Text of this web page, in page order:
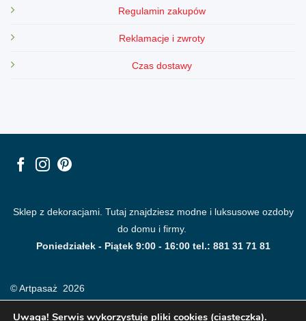
Regulamin zakupów
Reklamacje i zwroty
Czas dostawy
Sklep z dekoracjami. Tutaj znajdziesz modne i luksusowe ozdoby
do domu i firmy.
Poniedziałek - Piątek 9:00 - 16:00 tel.: 881 31 71 81
© Artpasaż 2026
Uwaga! Serwis wykorzystuje pliki cookies (ciasteczka).